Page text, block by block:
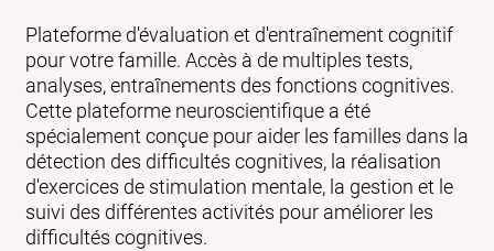
Plateforme d'évaluation et d'entraînement cognitif
pour votre famille. Accès à de multiples tests,
analyses, entraînements des fonctions cognitives.
Cette plateforme neuroscientifique a été
spécialement conçue pour aider les familles dans la
détection des difficultés cognitives, la réalisation
d'exercices de stimulation mentale, la gestion et le
suivi des différentes activités pour améliorer les
difficultés cognitives.